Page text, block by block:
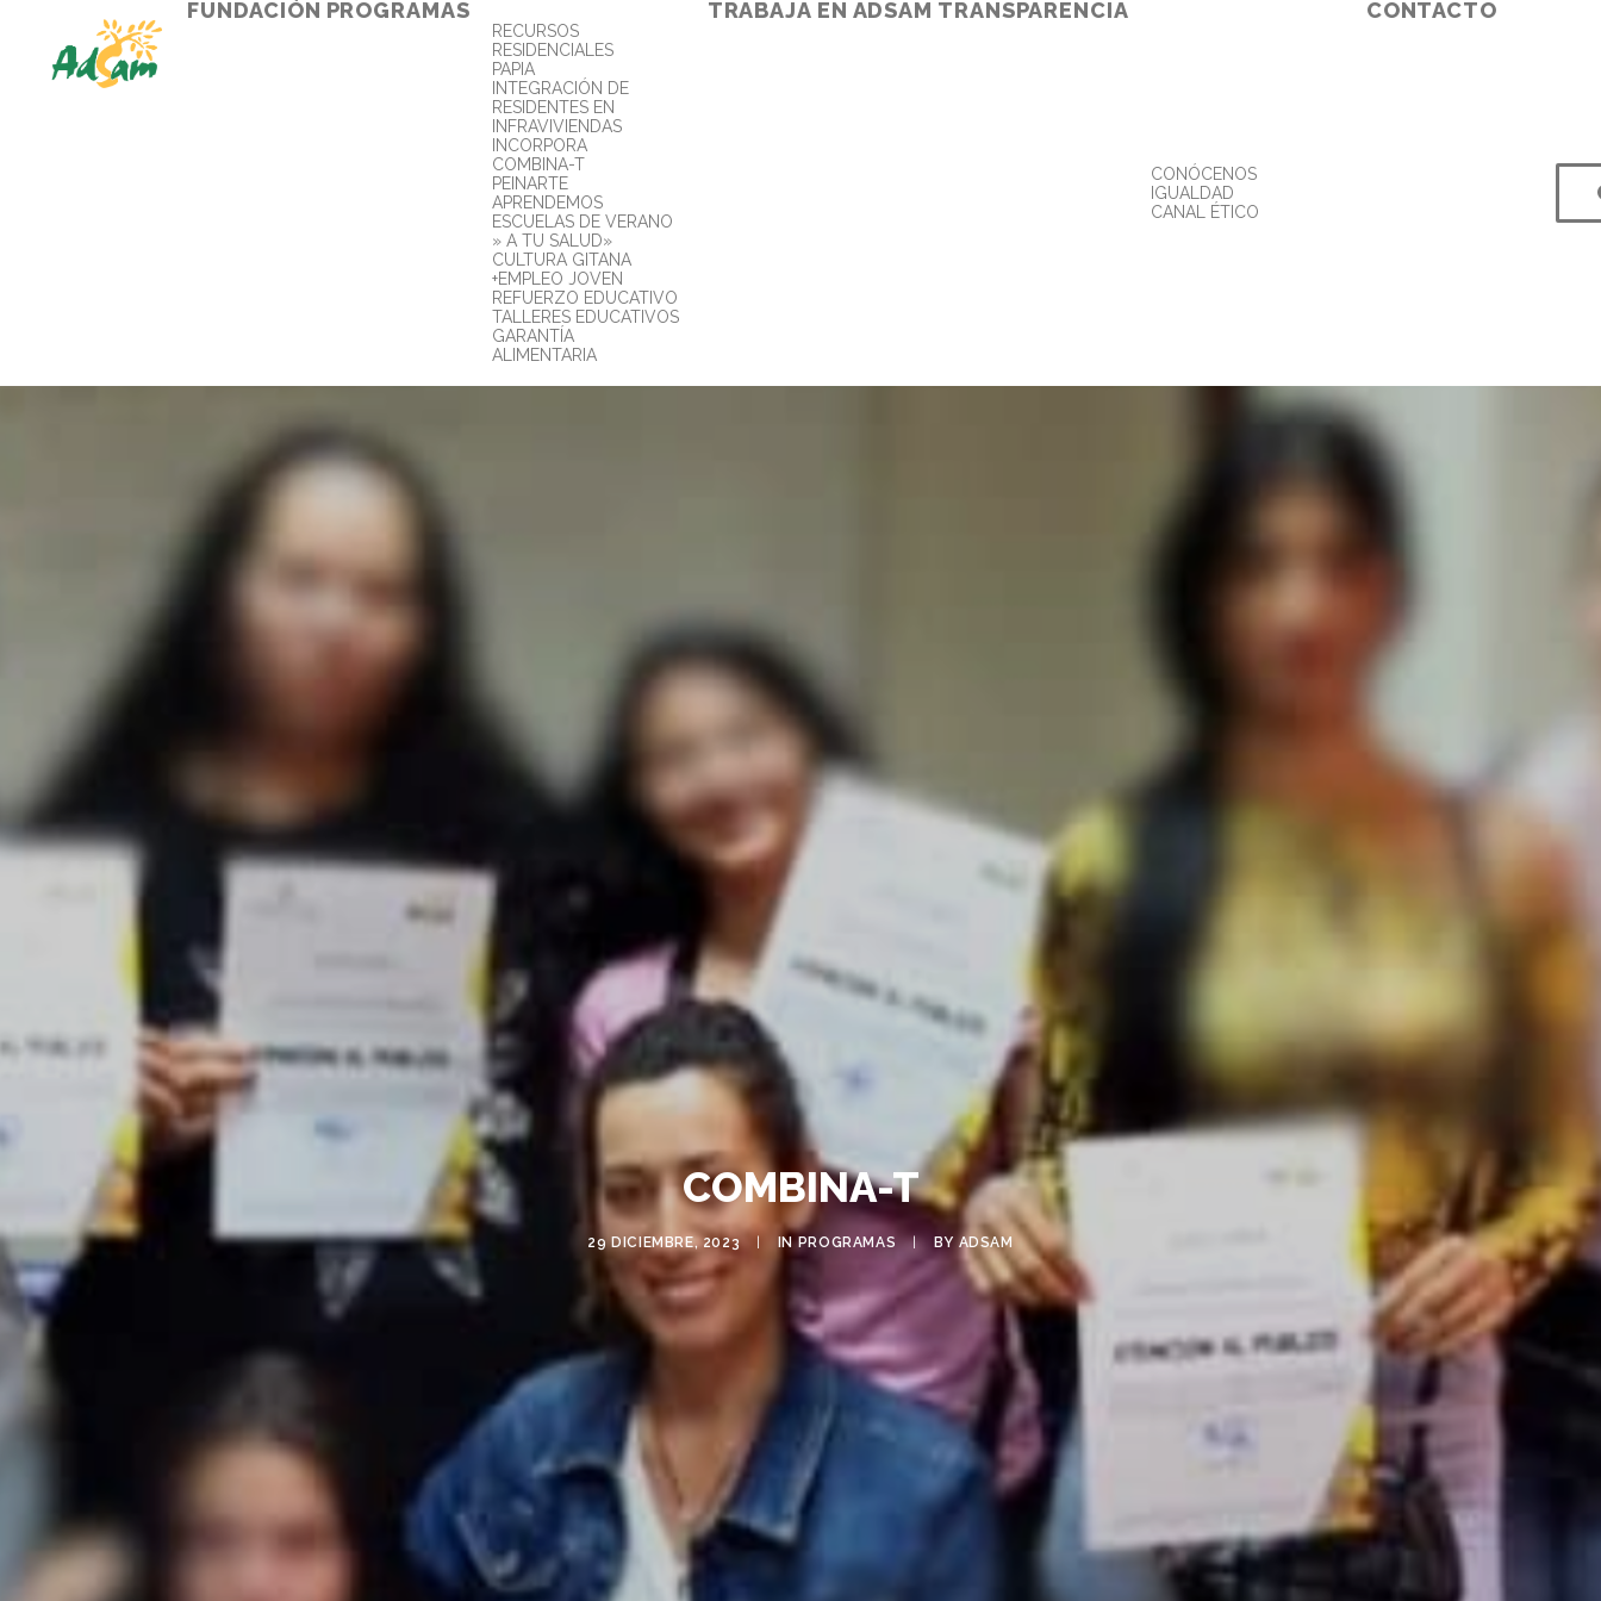
FUNDACIÓN PROGRAMAS
RECURSOS
RESIDENCIALES
PAPIA
INTEGRACIÓN DE
RESIDENTES EN
INFRAVIVIENDAS
INCORPORA
COMBINA-T
PEINARTE
APRENDEMOS
ESCUELAS DE VERANO
» A TU SALUD»
CULTURA GITANA
+EMPLEO JOVEN
REFUERZO EDUCATIVO
TALLERES EDUCATIVOS
GARANTÍA
ALIMENTARIA
TRABAJA EN ADSAM TRANSPARENCIA
CONÓCENOS
IGUALDAD
CANAL ÉTICO
CONTACTO
COMBINA-T
29 DICIEMBRE, 2023 INPROGRAMAS | BY ADSAM